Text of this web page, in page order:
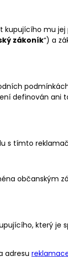
mu
zákoník“) a
definován ani
s tímto
občanským
který je
adresu